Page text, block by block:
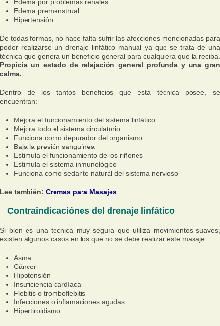
Edema por problemas renales
Edema premenstrual
Hipertensión.
De todas formas, no hace falta sufrir las afecciones mencionadas para
poder realizarse un drenaje linfático manual ya que se trata de una
técnica que genera un beneficio general para cualquiera que la reciba.
Propicia un estado de relajación general profunda y una gran
calma.
Dentro de los tantos beneficios que esta técnica posee, se
encuentran:
Mejora el funcionamiento del sistema linfático
Mejora todo el sistema circulatorio
Funciona como depurador del organismo
Baja la presión sanguínea
Estimula el funcionamiento de los riñones
Estimula el sistema inmunológico
Funciona como sedante natural del sistema nervioso
Lee también: Cremas para Masajes
Contraindicaciónes del drenaje linfático
Si bien es una técnica muy segura que utiliza movimientos suaves,
existen algunos casos en los que no se debe realizar este masaje:
Asma
Cáncer
Hipotensión
Insuficiencia cardíaca
Flebitis o tromboflebitis
Infecciones o inflamaciones agudas
Hipertiroidismo